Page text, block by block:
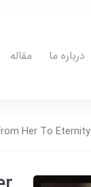
درباره ما مقاله
Her To Eternity